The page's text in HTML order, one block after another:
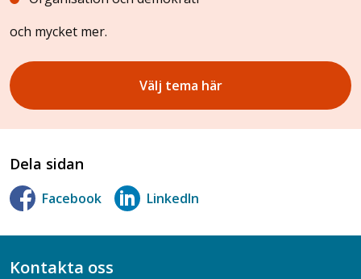
och mycket mer.
Välj tema här
Dela sidan
Facebook LinkedIn
Kontakta oss